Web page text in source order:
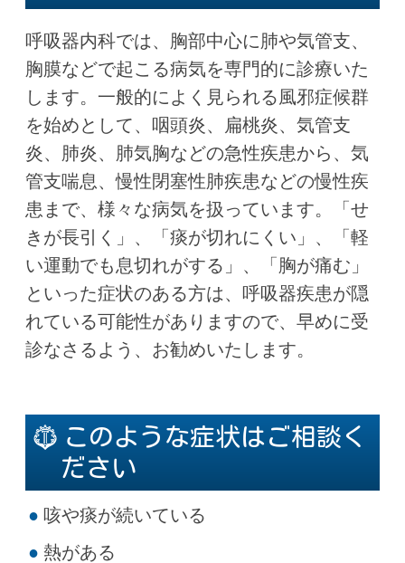
呼吸器内科では、胸部中心に肺や気管支、
胸膜などで起こる病気を専門的に診療いた
します。一般的によく見られる風邪症候群
を始めとして、咽頭炎、扁桃炎、気管支
炎、肺炎、肺気胸などの急性疾患から、気
管支喘息、慢性閉塞性肺疾患などの慢性疾
患まで、様々な病気を扱っています。「せ
きが長引く」、「痰が切れにくい」、「軽
い運動でも息切れがする」、「胸が痛む」
といった症状のある方は、呼吸器疾患が隠
れている可能性がありますので、早めに受
診なさるよう、お勧めいたします。
このような症状はご相談く
ださい
咳や痰が続いている
熱がある